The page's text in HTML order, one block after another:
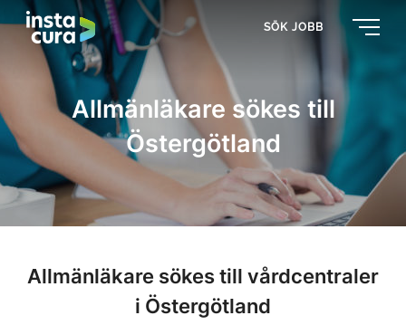
SÖK JOBB
Allmänläkare sökes till
Östergötland
Allmänläkare sökes till vårdcentraler
i Östergötland